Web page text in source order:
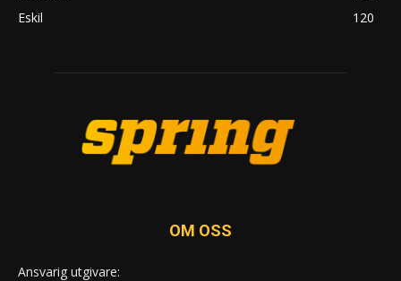
Eskil
120
OM OSS
Ansvarig utgivare: